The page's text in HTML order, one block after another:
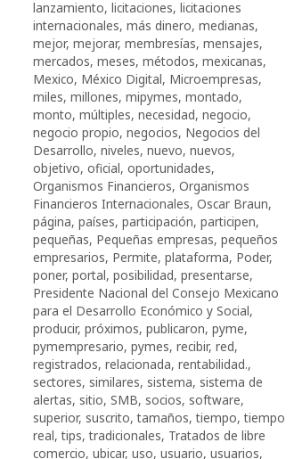
lanzamiento, licitaciones, licitaciones
internacionales, más dinero, medianas,
mejor, mejorar, membresías, mensajes,
mercados, meses, métodos, mexicanas,
Mexico, México Digital, Microempresas,
miles, millones, mipymes, montado,
monto, múltiples, necesidad, negocio,
negocio propio, negocios, Negocios del
Desarrollo, niveles, nuevo, nuevos,
objetivo, oficial, oportunidades,
Organismos Financieros, Organismos
Financieros Internacionales, Oscar Braun,
página, países, participación, participen,
pequeñas, Pequeñas empresas, pequeños
empresarios, Permite, plataforma, Poder,
poner, portal, posibilidad, presentarse,
Presidente Nacional del Consejo Mexicano
para el Desarrollo Económico y Social,
producir, próximos, publicaron, pyme,
pymempresario, pymes, recibir, red,
registrados, relacionada, rentabilidad.,
sectores, similares, sistema, sistema de
alertas, sitio, SMB, socios, software,
superior, suscrito,tamaños,tiempo,tiempo
real,tips,tradicionales, Tratados de libre
comercio, ubicar, uso, usuario, usuarios,